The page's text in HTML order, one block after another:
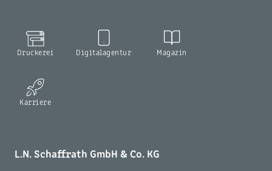
Druckerei Digitalagentur Magazin
Karriere
L.N. Schaffrath GmbH & Co. KG